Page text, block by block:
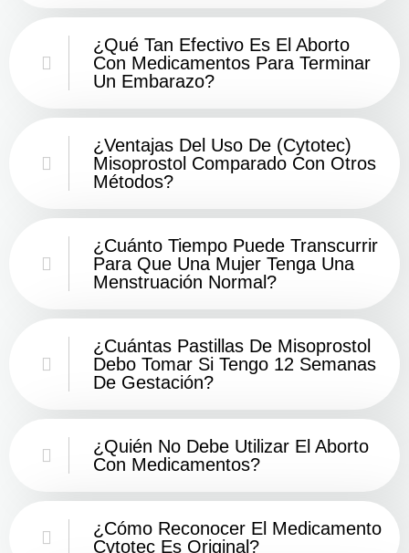
¿Qué Tan Efectivo Es El Aborto
Con Medicamentos Para Terminar
Un Embarazo?
¿Ventajas Del Uso De (Cytotec)
Misoprostol Comparado Con Otros
Métodos?
¿Cuánto Tiempo Puede Transcurrir
Para Que Una Mujer Tenga Una
Menstruación Normal?
¿Cuántas Pastillas De Misoprostol
Debo Tomar Si Tengo 12 Semanas
De Gestación?
¿Quién No Debe Utilizar El Aborto
Con Medicamentos?
¿Cómo Reconocer El Medicamento
Cytotec Es Original?